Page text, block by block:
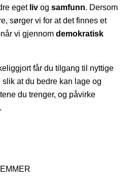
eget liv og samfunn. Dersom
sørger vi for at det finnes et
vi gjennom demokratisk
får du tilgang til nyttige
at du bedre kan lage og
du trenger, og påvirke